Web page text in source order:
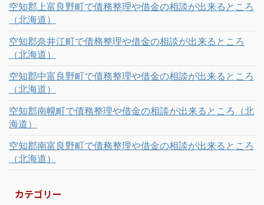
空知郡上富良野町で債務整理や借金の相談が出来るところ
（北海道）
空知郡奈井江町で債務整理や借金の相談が出来るところ
（北海道）
空知郡中富良野町で債務整理や借金の相談が出来るところ
（北海道）
空知郡南幌町で債務整理や借金の相談が出来るところ（北
海道）
空知郡南富良野町で債務整理や借金の相談が出来るところ
（北海道）
カテゴリー